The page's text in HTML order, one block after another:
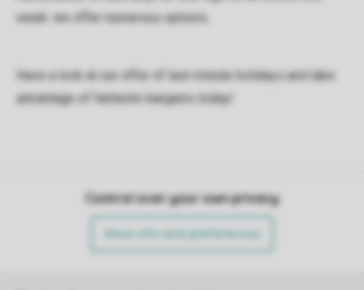
week: we offer numerous options.
Have a look at our offer of last-minute holidays and take
advantage of fantastic bargains today!
Control over your own privacy
More info and preferences